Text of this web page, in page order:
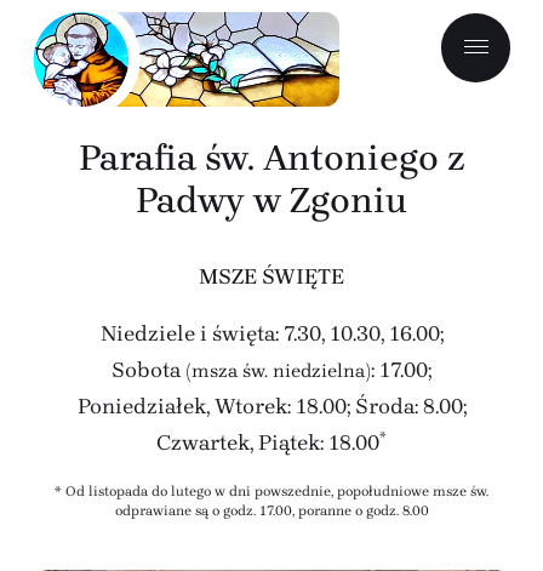
Parafia św. Antoniego z
Padwy w Zgoniu
MSZE ŚWIĘTE
Niedziele i święta: 7.30, 10.30, 16.00;
Sobota (msza św. niedzielna): 17.00;
Poniedziałek, Wtorek: 18.00; Środa: 8.00;
Czwartek, Piątek: 18.00*
* Od listopada do lutego w dni powszednie, popołudniowe msze św.
odprawiane są o godz. 17.00, poranne o godz. 8.00